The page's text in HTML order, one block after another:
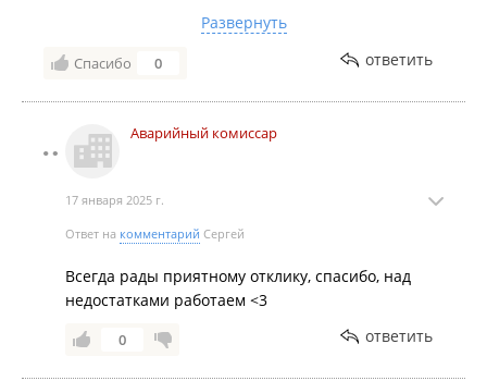
Очень благодарен за помощь, без них было бы куда
сложнее. Удобно, что работают круглосуточно.
Развернуть
Спасибо 0 ответить
Аварийный комиссар
17 января 2025 г.
Ответ на комментарий Сергей
Всегда рады приятному отклику, спасибо, над
недостатками работаем <3
0 ответить